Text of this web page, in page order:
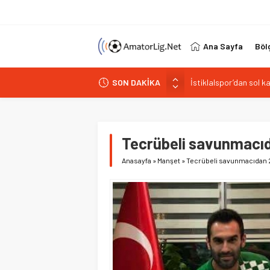
Ana Sayfa
SON DAKİKA
Paşabahçespor’da
İstanbul Gençlerbirliği
Kuzeyin Kaplanları
İstiklalspor’dan sol
Tecrübeli
Anasayfa » Manşet »Tecrübeli savunmacıdan